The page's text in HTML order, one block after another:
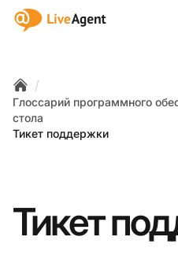
:site.title
Home
/
Глоссарий программного
стола
Тикет поддержки
Тикет